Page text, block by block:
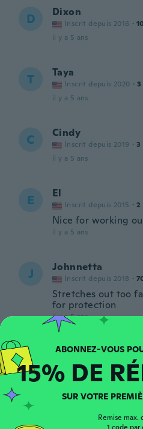
D Dixon
Inscrit depuis 2016 · 10
il y a 5 ans
T Taya
Inscrit depuis 2020 · 3
il y a 5 ans
C Cindy
Inscrit depuis 2019 · 3
il y a 5 ans
E El
Inscrit depuis 2015 · 2
Nice for working
il y a 5 ans
J Johnnetta
Inscrit depuis 2018 ·
Stretches out too
for protection
il y a 5 ans
J Jinny
Inscrit depuis 2020 · 7
il y a 5 ans
Inscrit depuis 2016
15% DE
SUR VOTRE
Remise max.